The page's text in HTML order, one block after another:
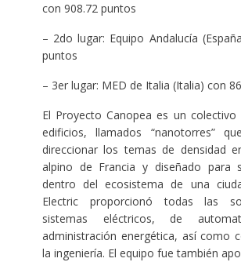
con 908.72 puntos
– 2do lugar: Equipo Andalucía
puntos
– 3er lugar: MED de Italia (Italia) con
El Proyecto Canopea es un colectivo
edificios, llamados “nanotorres”
direccionar los temas de densidad
alpino de Francia y diseñado para
dentro del ecosistema de una
Electric proporcionó todas las
sistemas eléctricos, de
administración energética, así como
la ingeniería. El equipo fue también